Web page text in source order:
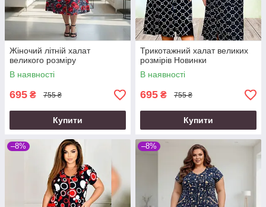
Жіночий літній халат
великого розміру
В наявності
695 ₴ 755 ₴
Купити
Трикотажний халат великих
розмірів Новинки
В наявності
695 ₴ 755 ₴
Купити
–8% –8%